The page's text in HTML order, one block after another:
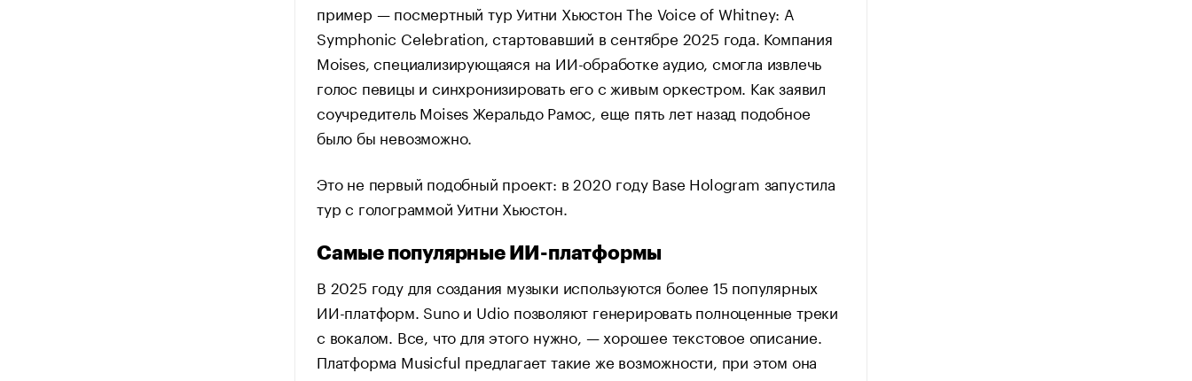
пример — посмертный тур Уитни Хьюстон The Voice of Whitney: A
Symphonic Celebration, стартовавший в сентябре 2025 года. Компания
Moises, специализирующаяся на ИИ-обработке аудио, смогла извлечь
голос певицы и синхронизировать его с живым оркестром. Как заявил
соучредитель Moises Жеральдо Рамос, еще пять лет назад подобное
было бы невозможно.
Это не первый подобный проект: в 2020 году Base Hologram запустила
тур с голограммой Уитни Хьюстон.
Самые популярные ИИ-платформы
В 2025 году для создания музыки используются более 15 популярных
ИИ-платформ. Suno и Udio позволяют генерировать полноценные треки
с вокалом. Все, что для этого нужно, — хорошее текстовое описание.
Платформа Musicful предлагает такие же возможности, при этом она